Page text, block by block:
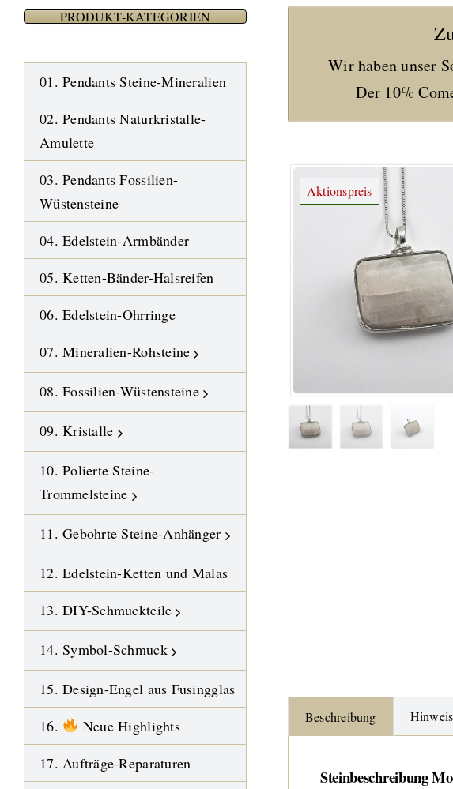
Wir haben unser
Der 10%
Aktionspreis
Beschreibung Hinweis
Steinbeschreibung
PRODUKT-KATEGORIEN
01. Pendants Steine-Mineralien
02. Pendants Naturkristalle-
Amulette
03. Pendants Fossilien-
Wüstensteine
04. Edelstein-Armbänder
05. Ketten-Bänder-Halsreifen
06. Edelstein-Ohrringe
07. Mineralien-Rohsteine
08. Fossilien-Wüstensteine
09. Kristalle
10. Polierte Steine-
Trommelsteine
11. Gebohrte Steine-Anhänger
12. Edelstein-Ketten und Malas
13. DIY-Schmuckteile
14. Symbol-Schmuck
15. Design-Engel aus Fusingglas
16.
Neue Highlights
17. Aufträge-Reparaturen